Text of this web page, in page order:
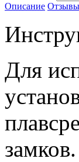
Описание
Для
замков.